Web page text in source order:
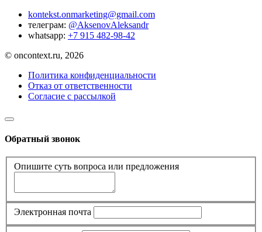
kontekst.onmarketing@gmail.com
телеграм: @AksenovAleksandr
whatsapp: +7 915 482-98-42
© oncontext.ru, 2026
Политика конфиденциальности
Отказ от ответственности
Согласие с рассылкой
Обратный звонок
Опишите суть вопроса или предложения
Электронная почта